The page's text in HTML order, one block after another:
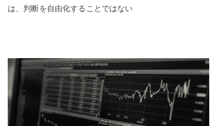
は、判断を自由化することではない